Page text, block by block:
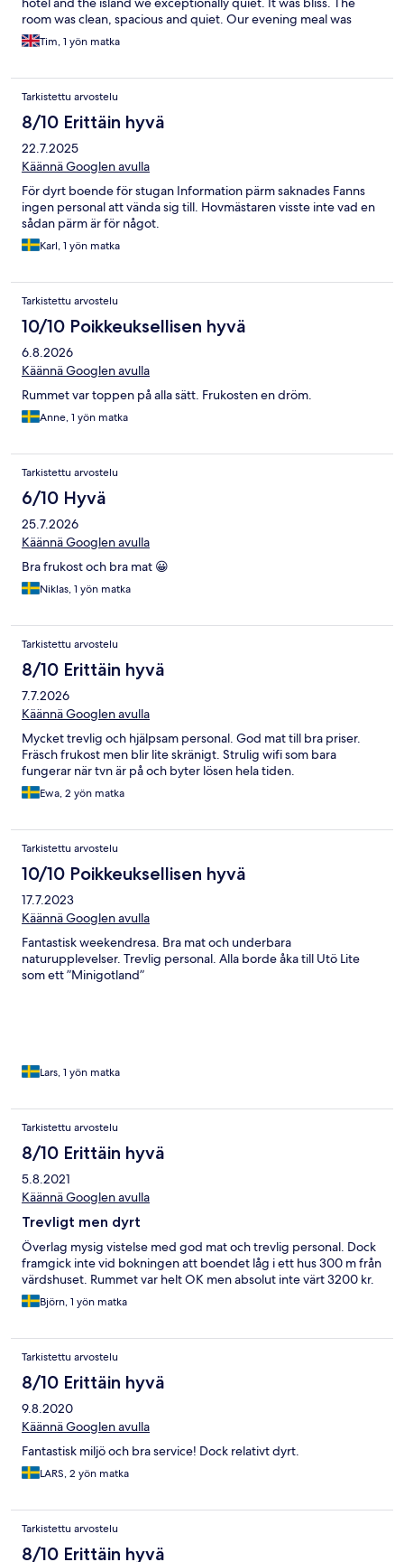
room was clean, spacious and quiet. Our evening meal was
good (although limited vegetarian/vagan options), and
breakfast was exceptional. We would visit again. Thank you!
Tim, 1 yön matka
Tarkistettu arvostelu
8/10 Erittäin hyvä
22.7.2025
Käännä Googlen avulla
För dyrt boende för stugan Information pärm saknades Fanns
ingen personal att vända sig till. Hovmästaren visste inte vad en
sådan pärm är för något.
Karl, 1 yön matka
Tarkistettu arvostelu
10/10 Poikkeuksellisen hyvä
6.8.2026
Käännä Googlen avulla
Rummet var toppen på alla sätt. Frukosten en dröm.
Anne, 1 yön matka
Tarkistettu arvostelu
6/10 Hyvä
25.7.2026
Käännä Googlen avulla
Bra frukost och bra mat 😀
Niklas, 1 yön matka
Tarkistettu arvostelu
8/10 Erittäin hyvä
7.7.2026
Käännä Googlen avulla
Mycket trevlig och hjälpsam personal. God mat till bra priser.
Fräsch frukost men blir lite skränigt. Strulig wifi som bara
fungerar när tvn är på och byter lösen hela tiden.
Ewa, 2 yön matka
Tarkistettu arvostelu
10/10 Poikkeuksellisen hyvä
17.7.2023
Käännä Googlen avulla
Fantastisk weekendresa. Bra mat och underbara
naturupplevelser. Trevlig personal. Alla borde åka till Utö Lite
som ett ”Minigotland”
Lars, 1 yön matka
Tarkistettu arvostelu
8/10 Erittäin hyvä
5.8.2021
Käännä Googlen avulla
Trevligt men dyrt
Överlag mysig vistelse med god mat och trevlig personal. Dock
framgick inte vid bokningen att boendet låg i ett hus 300 m från
värdshuset. Rummet var helt OK men absolut inte värt 3200 kr.
Björn, 1 yön matka
Tarkistettu arvostelu
8/10 Erittäin hyvä
9.8.2020
Käännä Googlen avulla
Fantastisk miljö och bra service! Dock relativt dyrt.
LARS, 2 yön matka
Tarkistettu arvostelu
8/10 Erittäin hyvä